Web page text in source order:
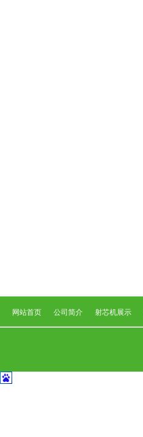
网站首页 公司简介 射芯机展示